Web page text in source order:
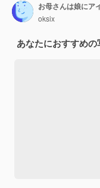
お母さんは娘にア
oksix
あなたにおすすめの